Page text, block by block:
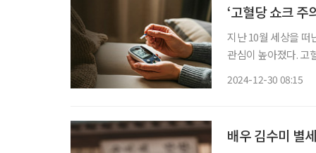
‘고혈당 쇼크 주
지난 10월 세상을 떠
관심이 높아졌다. 고
2024-12-30 08:15
배우 김수미 별